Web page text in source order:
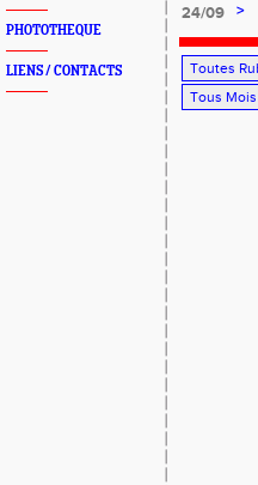
PHOTOTHEQUE
LIENS / CONTACTS
24/09
>